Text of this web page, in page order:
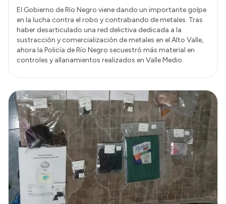
El Gobierno de Río Negro viene dando un importante golpe
en la lucha contra el robo y contrabando de metales. Tras
haber desarticulado una red delictiva dedicada a la
sustracción y comercialización de metales en el Alto Valle,
ahora la Policía de Río Negro secuestró más material en
controles y allanamientos realizados en Valle Medio.